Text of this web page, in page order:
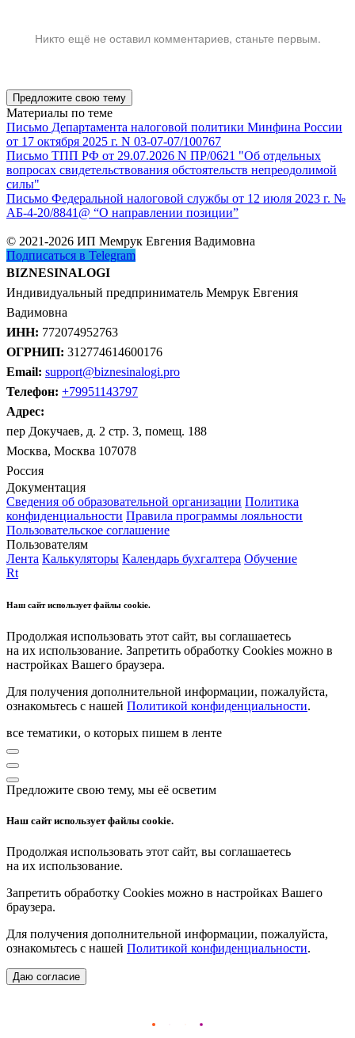
Никто ещё не оставил комментариев, станьте первым.
Предложите свою тему
Материалы по теме
Письмо Департамента налоговой политики Минфина России
от 17 октября 2025 г. N 03-07-07/100767
Письмо ТПП РФ от 29.07.2026 N ПР/0621 "Об отдельных
вопросах свидетельствования обстоятельств непреодолимой
силы"
Письмо Федеральной налоговой службы от 12 июля 2023 г. №
АБ-4-20/8841@ “О направлении позиции”
© 2021-2026 ИП Мемрук Евгения Вадимовна
Подписаться в Telegram
BIZNESINALOGI
Индивидуальный предприниматель Мемрук Евгения
Вадимовна
ИНН: 772074952763
ОГРНИП: 312774614600176
Email: support@biznesinalogi.pro
Телефон: +79951143797
Адрес:
пер Докучаев, д. 2 стр. 3, помещ. 188
Москва, Москва 107078
Россия
Документация
Сведения об образовательной организации Политика
конфиденциальности Правила программы лояльности
Пользовательское соглашение
Пользователям
Лента Калькуляторы Календарь бухгалтера Обучение
Rt
Наш сайт использует файлы cookie.
Продолжая использовать этот сайт, вы соглашаетесь
на их использование. Запретить обработку Cookies можно в
настройках Вашего браузера.
Для получения дополнительной информации, пожалуйста,
ознакомьтесь с нашей Политикой конфиденциальности.
все тематики, о которых пишем в ленте
Предложите свою тему, мы её осветим
Наш сайт использует файлы cookie.
Продолжая использовать этот сайт, вы соглашаетесь
на их использование.
Запретить обработку Cookies можно в настройках Вашего
браузера.
Для получения дополнительной информации, пожалуйста,
ознакомьтесь с нашей Политикой конфиденциальности.
Даю согласие